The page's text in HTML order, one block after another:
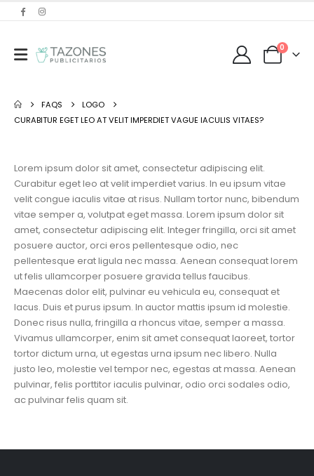
0
FAQS
LOGO
CURABITUR EGET LEO AT VELIT IMPERDIET VAGUE IACULIS VITAES?
Lorem ipsum dolor sit amet, consectetur adipiscing elit.
Curabitur eget leo at velit imperdiet varius. In eu ipsum vitae
velit congue iaculis vitae at risus. Nullam tortor nunc, bibendum
vitae semper a, volutpat eget massa. Lorem ipsum dolor sit
amet, consectetur adipiscing elit. Integer fringilla, orci sit amet
posuere auctor, orci eros pellentesque odio, nec
pellentesque erat ligula nec massa. Aenean consequat lorem
ut felis ullamcorper posuere gravida tellus faucibus.
Maecenas dolor elit, pulvinar eu vehicula eu, consequat et
lacus. Duis et purus ipsum. In auctor mattis ipsum id molestie.
Donec risus nulla, fringilla a rhoncus vitae, semper a massa.
Vivamus ullamcorper, enim sit amet consequat laoreet, tortor
tortor dictum urna, ut egestas urna ipsum nec libero. Nulla
justo leo, molestie vel tempor nec, egestas at massa. Aenean
pulvinar, felis porttitor iaculis pulvinar, odio orci sodales odio,
ac pulvinar felis quam sit.